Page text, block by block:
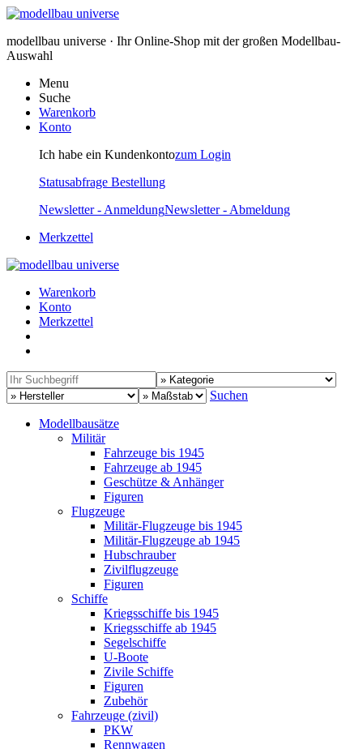
modellbau universe · Ihr Online-Shop mit der großen Modellbau-
Auswahl
Menu
Suche
Warenkorb
Konto
Ich habe ein Kundenkontozum Login
Statusabfrage Bestellung
Newsletter - AnmeldungNewsletter - Abmeldung
Merkzettel
Warenkorb
Konto
Merkzettel
Suchen
Modellbausätze
Militär
Fahrzeuge bis 1945
Fahrzeuge ab 1945
Geschütze & Anhänger
Figuren
Flugzeuge
Militär-Flugzeuge bis 1945
Militär-Flugzeuge ab 1945
Hubschrauber
Zivilflugzeuge
Figuren
Schiffe
Kriegsschiffe bis 1945
Kriegsschiffe ab 1945
Segelschiffe
U-Boote
Zivile Schiffe
Figuren
Zubehör
Fahrzeuge (zivil)
PKW
Rennwagen